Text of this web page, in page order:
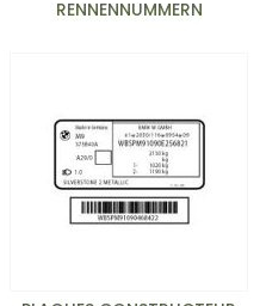
RENNENNUMMERN